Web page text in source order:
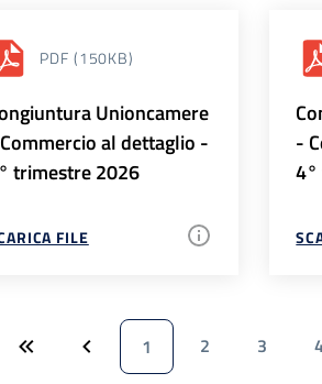
PDF (150KB)
Unioncamere
al dettaglio -
trimestre 2026
FILE
-
1 2 3